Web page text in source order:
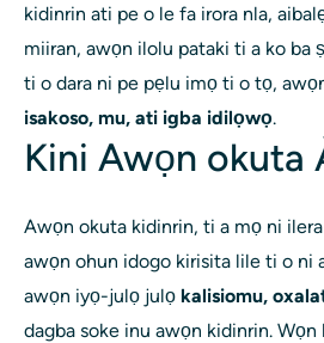
kidinrin ati pe o le fa irora nla,
miiran, awọn ilolu pataki ti a ko ba
ti o dara ni pe pẹlu imọ ti o tọ,
isakoso, mu, ati igba idilọwọ.
Kini Awọn okuta
Awọn okuta kidinrin, ti a mọ ni
awọn ohun idogo kirisita lile ti o ni
awọn iyọ-julọ julọ kalisiomu,
dagba soke inu awọn kidinrin.